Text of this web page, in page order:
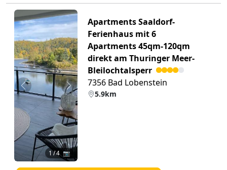
Zurück Weiter
1 / 4 📷
Apartments Saaldorf-
Ferienhaus mit 6
Apartments 45qm-120qm
direkt am Thuringer Meer-
Bleilochtalsperr
7356 Bad Lobenstein
5.9km